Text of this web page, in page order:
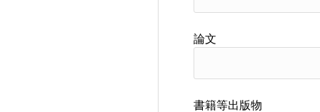
論文
書籍等出版物